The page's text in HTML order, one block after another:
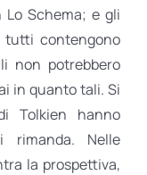
Schema; e gli
tutti contengono
non potrebbero
in quanto tali. Si
Tolkien hanno
Nelle
la prospettiva,